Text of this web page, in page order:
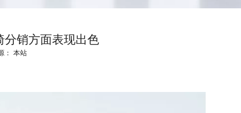
分销方面表现出色
本站